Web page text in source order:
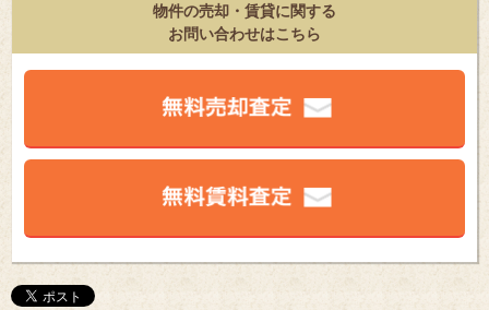
物件の売却・賃貸に関する
お問い合わせはこちら